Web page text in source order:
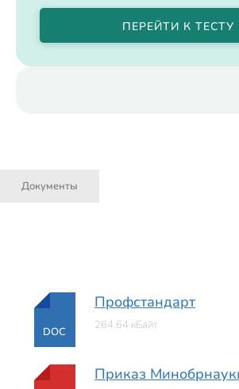
ПЕРЕЙТИ К ТЕСТУ
Документы
DOC
Профстандарт
264.64 кБайт
Приказ